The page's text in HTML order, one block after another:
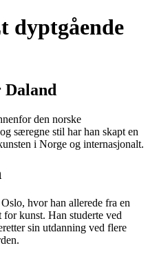
dyptgående
den norske
særegne stil har han skapt en
i Norge og internasjonalt.
hvor han allerede fra en
for kunst. Han studerte ved
sin utdanning ved flere